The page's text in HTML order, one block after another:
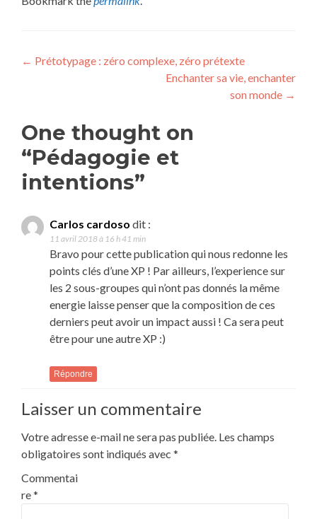
Post
← Prétotypage : zéro complexe, zéro prétexte
Enchanter sa vie, enchanter
son monde →
One thought on
“Pédagogie et
intentions”
Carlos cardoso dit :
11 avril 2018 à 16 h 41 min
Bravo pour cette publication qui nous redonne les
points clés d’une XP ! Par ailleurs, l’experience sur
les 2 sous-groupes qui n’ont pas donnés la même
energie laisse penser que la composition de ces
derniers peut avoir un impact aussi ! Ca sera peut
être pour une autre XP :)
Répondre
Laisser un commentaire
Votre adresse e-mail ne sera pas publiée. Les champs
obligatoires sont indiqués avec *
Commentai
re*